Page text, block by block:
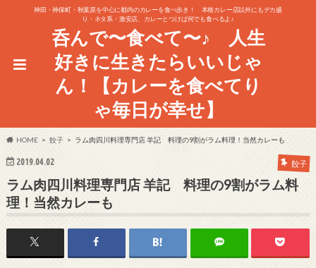
神田・神保町・秋葉原を中心に都内のカレーを食べ歩き！ 本格カレー店以外にもデカ盛
り・ネタ系・激安店、カレーとつけば何でも食べるよ♪
呑んで〜食べて〜♪ 人生
好きに生きたらいいじゃ
ん！【カレーを食べてり
ゃ毎日が幸せ】
HOME 餃子 ラム肉四川料理専門店 羊記 料理の9割がラム料理！当然カレーも
2019.04.02 餃子
ラム肉四川料理専門店 羊記 料理の9割がラム料
理！当然カレーも